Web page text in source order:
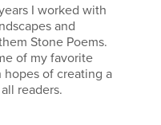
I worked with
and
Stone Poems.
of my favorite
of creating a
readers.